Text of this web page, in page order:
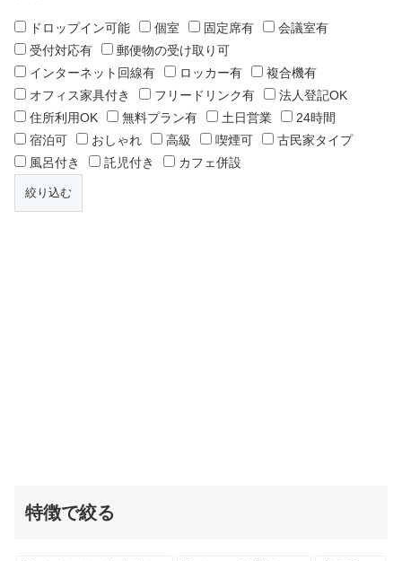
ドロップイン可能 個室 固定席有
会議室有
受付対応有
郵便物の受け取り可
インターネット回線有
ロッカー有
複合機有
オフィス家具付き
フリードリンク有
法人登記OK
住所利用OK
無料プラン有 土日営業
24時間
宿泊可
おしゃれ 高級 喫煙可
古民家タイプ
風呂付き
託児付き カフェ併設
特徴で絞る